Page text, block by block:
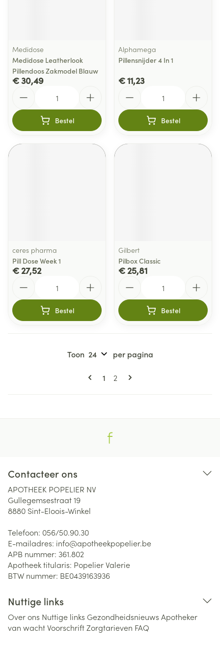
Medidose
Medidose Leatherlook
Pillendoos Zakmodel Blauw
€ 30,49
Bestel
Alphamega
Pillensnijder 4 In 1
€ 11,23
Bestel
ceres pharma
Pill Dose Week 1
€ 27,52
Bestel
Gilbert
Pilbox Classic
€ 25,81
Bestel
Pagina's
U lees momenteel pagina
1 Pagina
2
Toon per pagina
Contacteer ons
APOTHEEK POPELIER NV
Gullegemsestraat 19
8880 Sint-Eloois-Winkel
Telefoon: 056/50.90.30
E-mailadres: info@apotheekpopelier.be
APB nummer: 361.802
Apotheek titularis: Popelier Valerie
BTW nummer: BE0439163936
Nuttige links
Over ons Nuttige links Gezondheidsnieuws Apotheker
van wachtVoorschriftZorgtarieven FAQ